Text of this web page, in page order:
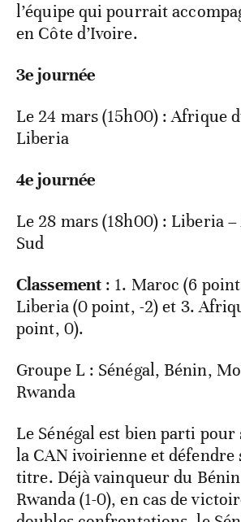
l’équipe qui pourrait
en Côte d’Ivoire.
3e journée
Le 24 mars (15h00) : Afrique
Liberia
4e journée
Le 28 mars (18h00) : Liberia
Sud
Classement : 1. Maroc (6
Liberia (0 point, -2) et 3.
point, 0).
Groupe L : Sénégal, Bénin,
Rwanda
Le Sénégal est bien parti
la CAN ivoirienne et
titre. Déjà vainqueur du Bénin
Rwanda (1-0), en cas de